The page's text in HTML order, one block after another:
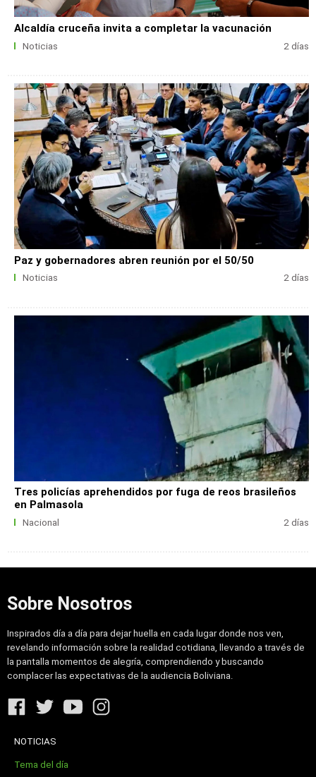
Alcaldía cruceña invita a completar la vacunación
Noticias 2 días
Paz y gobernadores abren reunión por el 50/50
Noticias 2 días
Tres policías aprehendidos por fuga de reos brasileños
en Palmasola
Nacional 2 días
Sobre Nosotros
Inspirados día a día para dejar huella en cada lugar donde nos ven,
revelando información sobre la realidad cotidiana, llevando a través de
la pantalla momentos de alegría, comprendiendo y buscando
complacer las expectativas de la audiencia Boliviana.
NOTICIAS
Tema del día